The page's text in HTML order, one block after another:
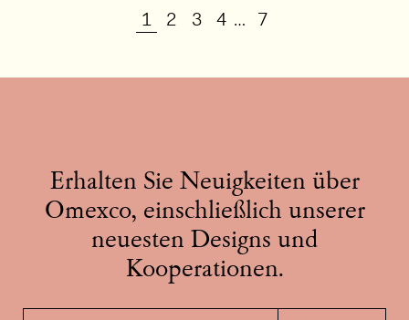
1 2 3 4 … 7
Erhalten Sie Neuigkeiten über
Omexco, einschließlich unserer
neuesten Designs und
Kooperationen.